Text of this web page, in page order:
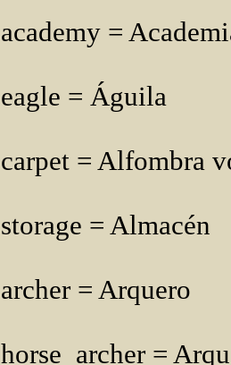
academy =
eagle = Águila
carpet = Alfombra
storage = Almacén
archer = Arquero
horse_archer =